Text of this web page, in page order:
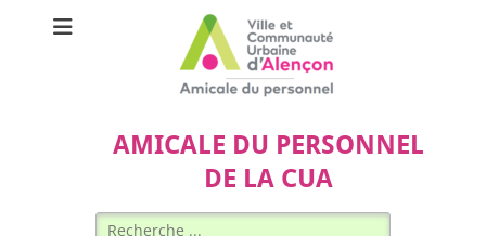
AMICALE DU PERSONNEL
DE LA CUA
Rechercher :